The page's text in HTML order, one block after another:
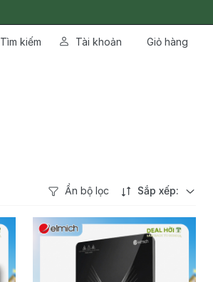
Tìm kiếm Tài khoản Giỏ hàng
Ẩn bộ lọc Sắp xếp: